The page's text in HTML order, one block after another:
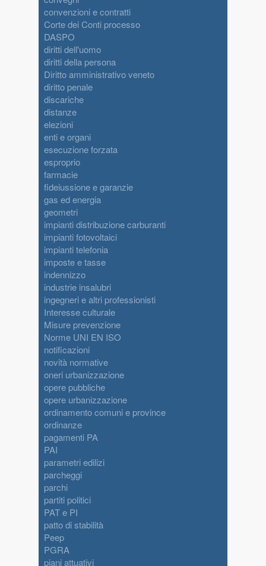
convenzioni e contratti
Corte dei Conti processo
DASPO
diritti dell'uomo
diritti della persona
Diritto amministrativo veneto
diritto penale
discariche
distanze
elezioni
enti e organi
esecuzione forzata
esproprio
farmacie
fideiussione e garanzie
gas ed energia
geometri
impianti distribuzione carburanti
impianti fotovoltaici
impianti telefonia
imposte e tasse
indennizzo
industrie insalubri
ingegneri e altri professionisti
Interesse culturale
Misure prevenzione
Norme UNI EN ISO
notificazioni
novità normative
oneri urbanizzazione
opere pubbliche
opere urbanizzazione
ordinamento comuni e province
ordinanze
pagamenti PA
PAI
parametri edilizi
parcheggi
parchi
partiti politici
PAT e PI
patto di stabilità
Peep
PGRA
piani attuativi